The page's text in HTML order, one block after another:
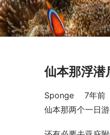
仙本那浮潜
Sponge 7年前
仙本那两个一日